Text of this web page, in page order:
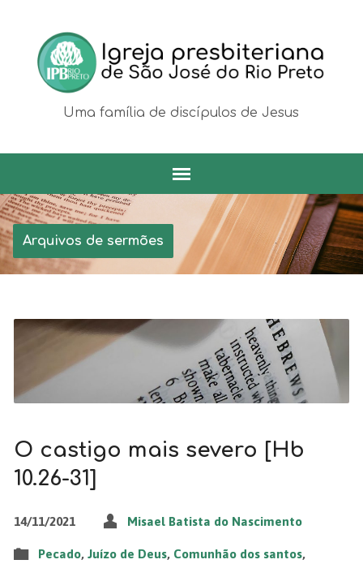
Uma família de discípulos de Jesus
Arquivos de sermões
O castigo mais severo [Hb
10.26-31]
14/11/2021 Misael Batista do Nascimento
Pecado, Juízo de Deus, Comunhão dos santos,